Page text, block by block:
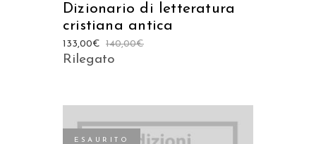
Dizionario di letteratura
cristiana antica
140,00€
133,00€
Rilegato
ESAURITO